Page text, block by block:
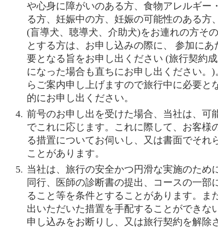
や心身に障がいのある方、食物アレルギー
る方、妊娠中の方、妊娠の可能性のある方
(盲導犬、聴導犬、介助犬)をお連れの方そ
とする方は、お申し込みの際に、 参加に
要となる旨をお申し出ください (旅行契約
になった場合も直ちにお申し出ください。
らご案内申し上げますので旅行中に必要と
的にお申し出ください。
前号のお申し出を受けた場合、当社は、可
でこれに応じます。これに際して、お客様
る措置についてお伺いし、又は書面でそれ
ことがあります。
当社は、旅行の安全かつ円滑な実施のため
同行、医師の診断書の提出、コースの一部
ること等を条件とすることがあります。ま
出いただいた措置を手配することができな
申し込みをお断りし、又は旅行契約を解除